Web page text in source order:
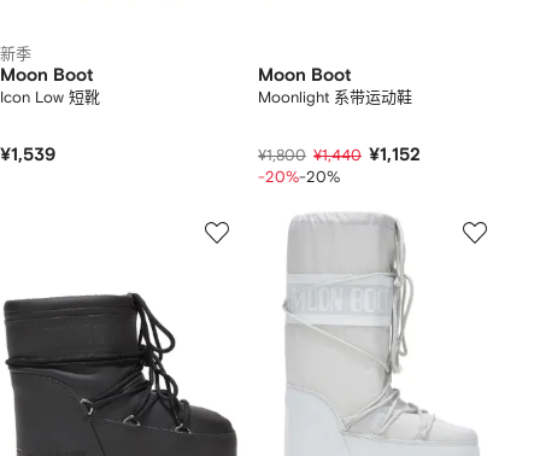
新季
Moon Boot
Icon Low 短靴
¥1,539
Moon Boot
Moonlight 系带运动鞋
¥1,800 ¥1,440 ¥1,152
-20%-20%